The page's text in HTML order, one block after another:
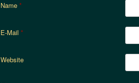
Name *
E-Mail *
Website